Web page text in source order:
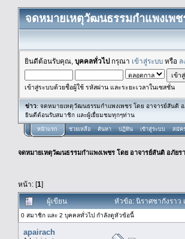
จดหมายเหตุวัฒนธรรมกำแพงเพ
ยินดีต้อนรับคุณ, บุคคลทั่วไปกรุณา เข้าสู่ระบบ หรือ ล
เข้าสู่ระบบด้วยชื่อผู้ใช้ รหัสผ่าน และระยะเวลาในเซสชั่น
ข่าว: จดหมายเหตุวัฒนธรรมกำแพงเพชร โดย อาจารย์สันติ
ยินดีต้อนรับสมาชิก และผู้เยื่ยมชมทุกๆท่าน
หน้าแรก ช่วยเหลือ ค้นหา ปฏิทิน เข้าสู่ระบบ สมัค
จดหมายเหตุวัฒนธรรมกำแพงเพชร โดย อาจารย์สันติ อภัยร
หน้า: [1]
ผู้เขียน หัวข้อ: นิราศชากังราว
0 สมาชิก และ 2 บุคคลทั่วไป กำลังดูหัวข้อนี้
apairach